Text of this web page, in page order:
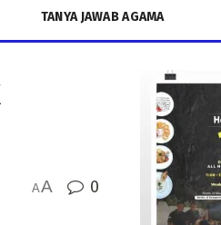
TANYA JAWAB AGAMA
AA 0